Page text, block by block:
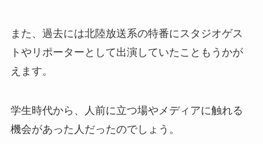
また、過去には北陸放送系の特番にスタジオゲス
トやリポーターとして出演していたこともうかが
えます。
学生時代から、人前に立つ場やメディアに触れる
機会があった人だったのでしょう。